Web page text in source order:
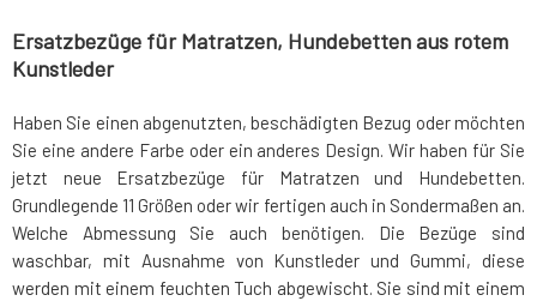
Ersatzbezüge für Matratzen, Hundebetten aus rotem
Kunstleder
Haben Sie einen abgenutzten, beschädigten Bezug oder möchten
Sie eine andere Farbe oder ein anderes Design. Wir haben für Sie
jetzt neue Ersatzbezüge für Matratzen und Hundebetten.
Grundlegende 11 Größen oder wir fertigen auch in Sondermaßen an.
Welche Abmessung Sie auch benötigen. Die Bezüge sind
waschbar, mit Ausnahme von Kunstleder und Gummi, diese
werden mit einem feuchten Tuch abgewischt. Sie sind mit einem